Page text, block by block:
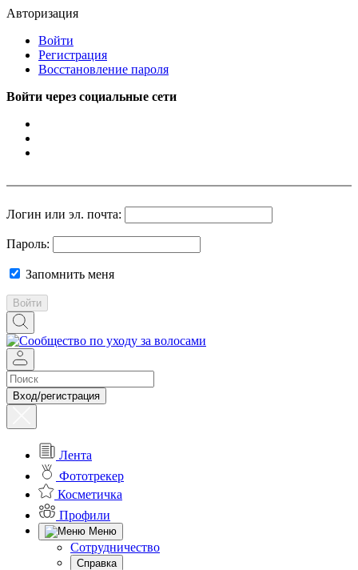
Авторизация
Войти
Регистрация
Восстановление пароля
Войти через социальные сети
Логин или эл. почта:
Пароль:
Запомнить меня
Войти
Вход/регистрация
Лента
Фототрекер
Косметичка
Профили
Меню
Сотрудничество
Справка